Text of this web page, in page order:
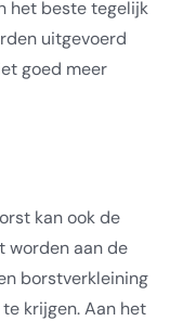
het beste tegelijk
uitgevoerd
goed meer
kan ook de
worden aan de
borstverkleining
krijgen. Aan het